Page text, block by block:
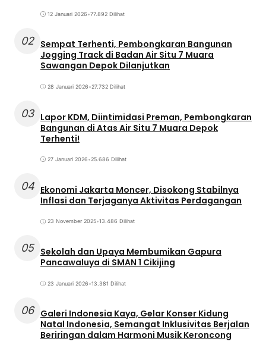
12 Januari 2026•77.892 Dilihat
02 Sempat Terhenti, Pembongkaran Bangunan
Jogging Track di Badan Air Situ 7 Muara
Sawangan Depok Dilanjutkan
28 Januari 2026•27.732 Dilihat
03 Lapor KDM, Diintimidasi Preman, Pembongkaran
Bangunan di Atas Air Situ 7 Muara Depok
Terhenti!
27 Januari 2026•25.686 Dilihat
04 Ekonomi Jakarta Moncer, Disokong Stabilnya
Inflasi dan Terjaganya Aktivitas Perdagangan
23 November 2025•13.486 Dilihat
05 Sekolah dan Upaya Membumikan Gapura
Pancawaluya di SMAN 1 Cikijing
23 Januari 2026•13.381 Dilihat
06 Galeri Indonesia Kaya, Gelar Konser Kidung
Natal Indonesia, Semangat Inklusivitas Berjalan
Beriringan dalam Harmoni Musik Keroncong